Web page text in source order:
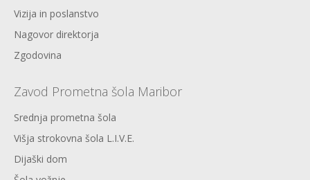
Vizija in poslanstvo
Nagovor direktorja
Zgodovina
Zavod Prometna šola Maribor
Srednja prometna šola
Višja strokovna šola L.I.V.E.
Dijaški dom